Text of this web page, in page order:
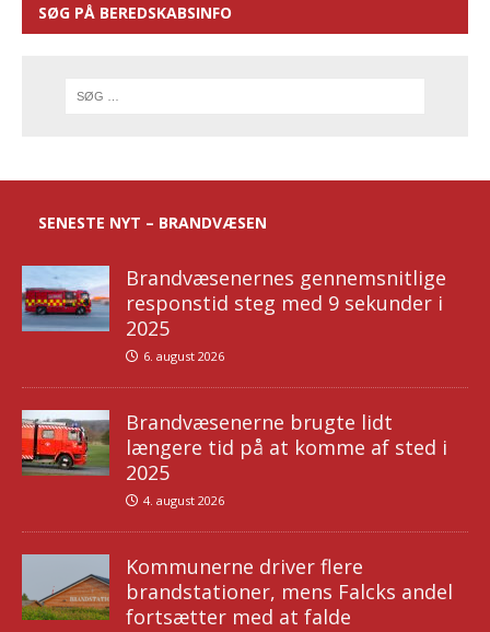
SØG PÅ BEREDSKABSINFO
SENESTE NYT – BRANDVÆSEN
Brandvæsenernes gennemsnitlige
responstid steg med 9 sekunder i
2025
6. august 2026
Brandvæsenerne brugte lidt
længere tid på at komme af sted i
2025
4. august 2026
Kommunerne driver flere
brandstationer, mens Falcks andel
fortsætter med at falde